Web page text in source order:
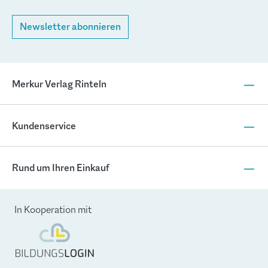
Newsletter abonnieren
Merkur Verlag Rinteln
Kundenservice
Rund um Ihren Einkauf
In Kooperation mit